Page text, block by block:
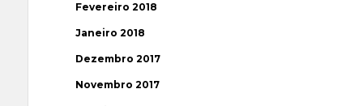
Fevereiro 2018
Janeiro 2018
Dezembro 2017
Novembro 2017